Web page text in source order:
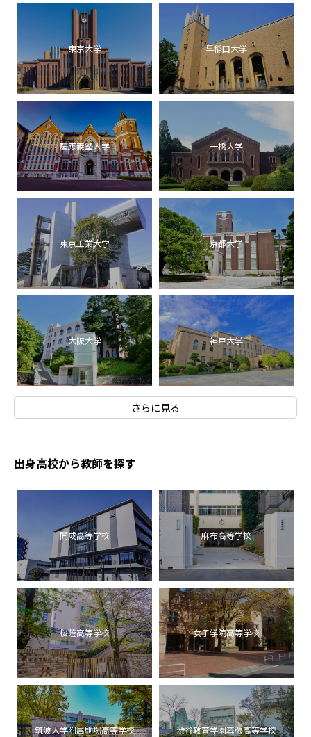
東京大学 早稲田大学
慶應義塾大学 一橋大学
東京工業大学 京都大学
大阪大学 神戸大学
さらに見る
出身高校から教師を探す
開成高等学校 麻布高等学校
桜蔭高等学校 女子学院高等学校
筑波大学附属駒場高等学校 渋谷教育学園幕張高等学校